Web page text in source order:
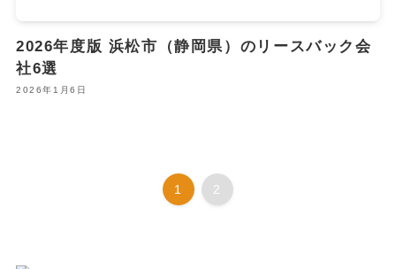
2026年度版 浜松市（静岡県）のリースバック会
社6選
2026年1月6日
1 2